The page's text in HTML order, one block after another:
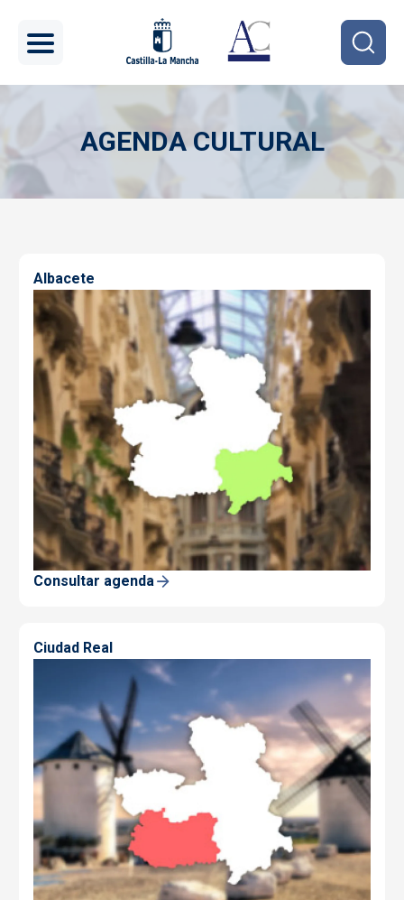
AGENDA CULTURAL
Imagen
Albacete
Consultar agenda
Ciudad Real